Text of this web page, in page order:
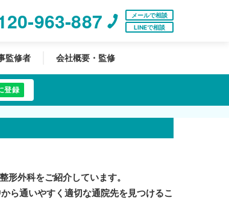
963-887
メールで相談
LINEで相談
監修者 会社概要・監修
登録
形外科をご紹介しています。
ら通いやすく適切な通院先を見つけるこ